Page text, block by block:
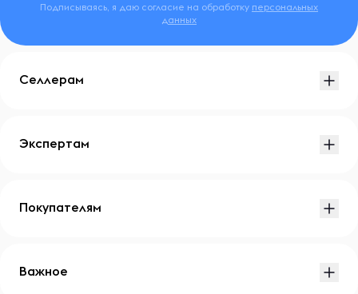
Подписываясь, я даю согласие на обработку персональных
данных
Селлерам
Экспертам
Покупателям
Важное